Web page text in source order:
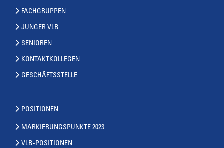
FACHGRUPPEN
JUNGER VLB
SENIOREN
KONTAKTKOLLEGEN
GESCHÄFTSSTELLE
POSITIONEN
MARKIERUNGSPUNKTE 2023
VLB-POSITIONEN